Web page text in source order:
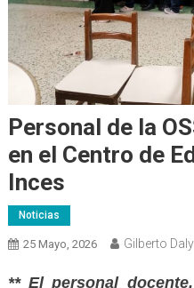
Personal de la
en el Centro de
Inces
Noticias
25 Mayo, 2026 Gilberto Daly
** El personal